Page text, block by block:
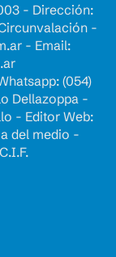
- Dirección:
-
- Email:
(054)
Dellazoppa -
- Editor Web:
del medio -